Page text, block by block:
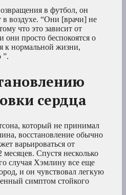
в футбол, он
в воздухе. “Они [врачи] не
что это зависит от
они просто беспокоятся о
к нормальной жизни,
”.
сердца
который не принимал
восстановление обычно
варьироваться от
Спустя несколько
случая Хэмлину все еще
и он чувствовал легкую
симптом стойкого